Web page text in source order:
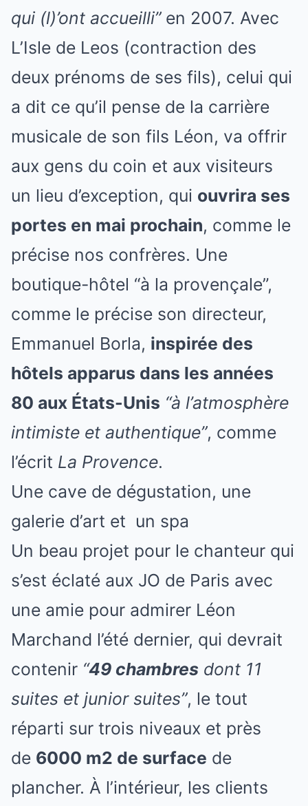
qui (l)’ont accueilli”en 2007. Avec
L’Isle de Leos (contraction des
deux prénoms de ses fils), celui qui
a dit ce qu’il pense de la carrière
musicale de son fils Léon, va offrir
aux gens du coin et aux visiteurs
un lieu d’exception, qui ouvrira ses
portes en mai prochain, comme le
précise nos confrères. Une
boutique-hôtel “à la provençale”,
comme le précise son directeur,
Emmanuel Borla, inspirée des
hôtels apparus dans les années
80 aux États-Unis “à l’atmosphère
intimiste et authentique”, comme
l’écrit La Provence.
Une cave de dégustation, une
galerie d’art et un spa
Un beau projet pour le chanteur qui
s’est éclaté aux JO de Paris avec
une amie pour admirer Léon
Marchand l’été dernier, qui devrait
contenir “49 chambres dont 11
suites et junior suites”, le tout
réparti sur trois niveaux et près
de 6000 m2 de surface de
plancher. À l’intérieur, les clients